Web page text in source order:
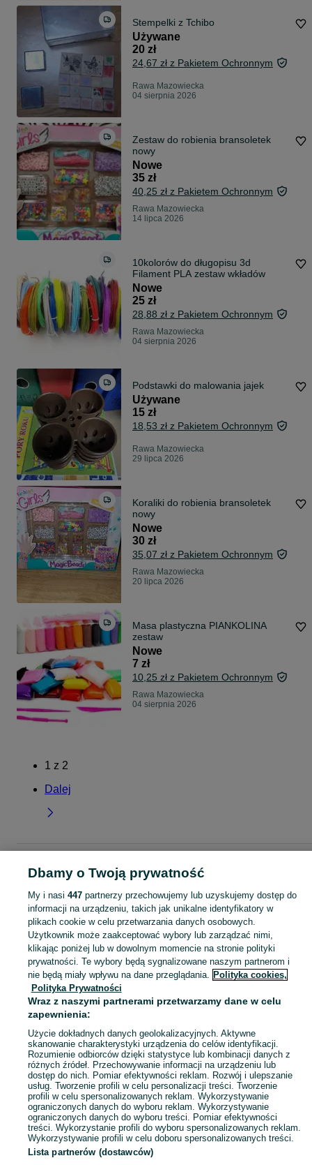
Stempelki z Tchibo
Używane
20 zł
24,67 zł z Pakietem Ochronnym
Rawa Mazowiecka
04 sierpnia 2026
Zestaw do robienia bransoletek
nowy
Nowe
35 zł
40,25 zł z Pakietem Ochronnym
Rawa Mazowiecka
14 lipca 2026
10kolorów do długopisu 3d
Filament PLA zestaw wkładów
Nowe
25 zł
28,88 zł z Pakietem Ochronnym
Rawa Mazowiecka
04 sierpnia 2026
Podstawki do malowania jajek
Używane
15 zł
18,53 zł z Pakietem Ochronnym
Rawa Mazowiecka
29 lipca 2026
Koraliki do robienia bransoletek
nowy
Nowe
30 zł
35,07 zł z Pakietem Ochronnym
Rawa Mazowiecka
20 lipca 2026
Masa plastyczna PIANKOLINA
zestaw
Nowe
7 zł
10,25 zł z Pakietem Ochronnym
Rawa Mazowiecka
04 sierpnia 2026
1 z 2
Dalej
- Łódzkie
Zabawki plastyczne - Rawa Mazowiecka
KATEGORIA
domek ogrodowy dla dzieci,basen z kulkami,zabawki ogrodowe,zabawki
Zobacz
Mapa kategorii
Mapa miejscowości
Mapa ministron
Popularne wyszukiwania
Dbamy o Twoją prywatność
My i nasi 447partnerzy przechowujemy lub uzyskujemy dostęp do
informacji na urządzeniu, takich jak unikalne identyfikatory w
plikach cookie w celu przetwarzania danych osobowych.
Użytkownik może zaakceptować wybory lub zarządzać nimi,
klikając poniżej lub w dowolnym momencie na stronie polityki
prywatności. Te wybory będą sygnalizowane naszym partnerom i
nie będą miały wpływu na dane przeglądania. Polityka cookies,
Polityka Prywatności
Wraz z naszymi partnerami przetwarzamy dane w celu
zapewnienia:
Użycie dokładnych danych geolokalizacyjnych. Aktywne
skanowanie charakterystyki urządzenia do celów identyfikacji.
Rozumienie odbiorców dzięki statystyce lub kombinacji danych z
różnych źródeł. Przechowywanie informacji na urządzeniu lub
dostęp do nich. Pomiar efektywności reklam. Rozwój i ulepszanie
usług. Tworzenie profili w celu personalizacji treści. Tworzenie
profili w celu spersonalizowanych reklam. Wykorzystywanie
ograniczonych danych do wyboru reklam. Wykorzystywanie
ograniczonych danych do wyboru treści. Pomiar efektywności
treści. Wykorzystanie profili do wyboru spersonalizowanych reklam.
Wykorzystywanie profili w celu doboru spersonalizowanych treści.
Lista partnerów (dostawców)